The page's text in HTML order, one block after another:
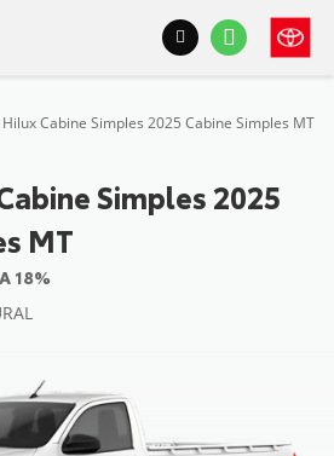
Hilux Cabine Simples 2025 Cabine Simples MT
Simples 2025
MT
18%